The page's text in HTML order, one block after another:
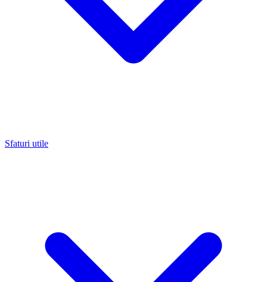
Sfaturi utile